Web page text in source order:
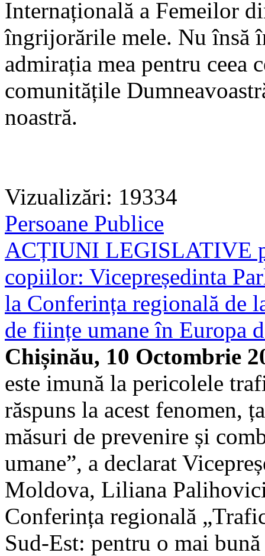
Internațională a Femeilor
îngrijorările mele. Nu însă
admirația mea pentru
comunitățile
noastră.
Vizualizări: 19334
Persoane Publice
ACȚIUNI LEGISLATIVE
copiilor: Vicepreședinta
la Conferința regională de
de ființe umane în Europa
Chișinău, 10 Octombrie
este imună la pericolele
răspuns la acest fenomen,
măsuri de prevenire și
umane”, a declarat
Moldova, Liliana
Conferința regională
Sud-Est: pentru o mai